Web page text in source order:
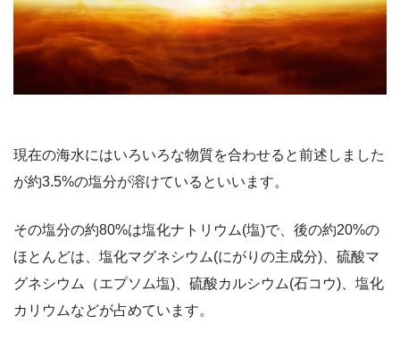
現在の海水にはいろいろな物質を合わせると前述しました
が約3.5%の塩分が溶けているといいます。
その塩分の約80%は塩化ナトリウム(塩)で、後の約20%の
ほとんどは、塩化マグネシウム(にがりの主成分)、硫酸マ
グネシウム（エプソム塩)、硫酸カルシウム(石コウ)、塩化
カリウムなどが占めています。